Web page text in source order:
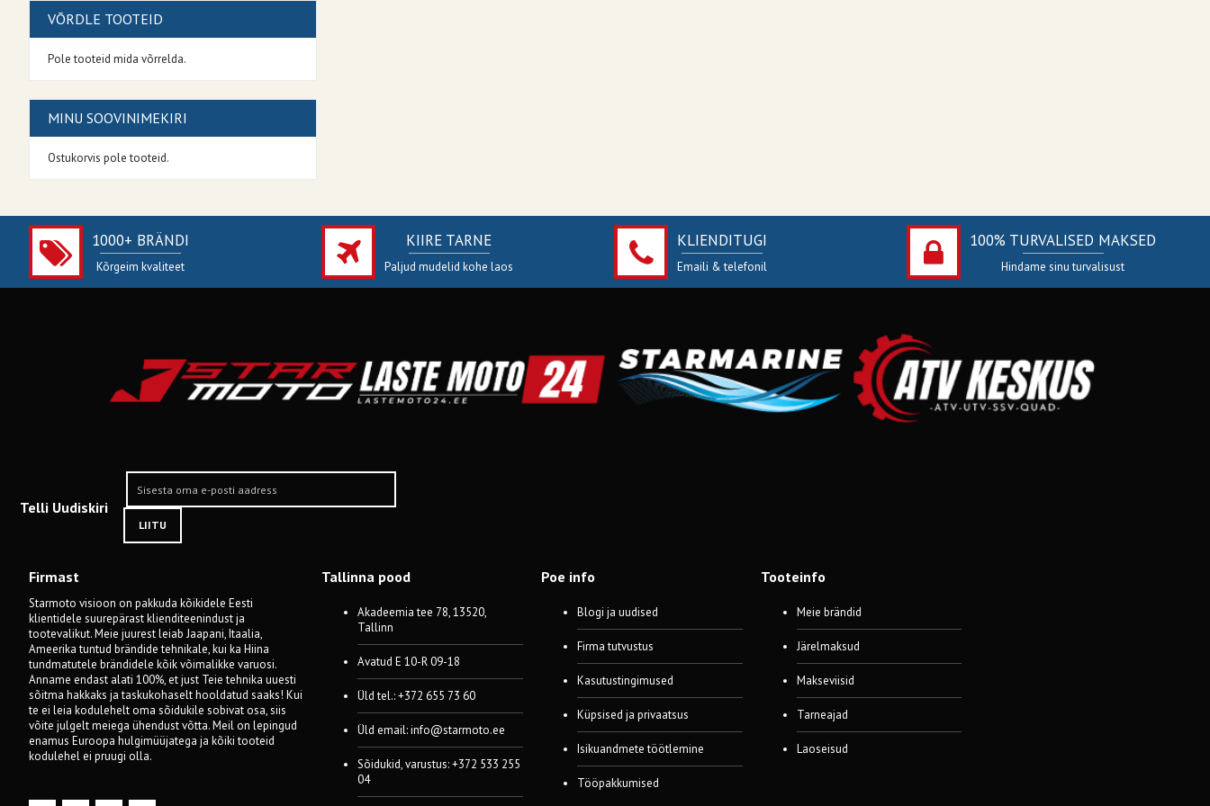
VÕRDLE TOOTEID
Pole tooteid mida võrrelda.
MINU SOOVINIMEKIRI
Ostukorvis pole tooteid.
1000+ BRÄNDI
Kõrgeim kvaliteet
KIIRE TARNE
Paljud mudelid kohe laos
KLIENDITUGI
Emaili & telefonil
100% TURVALISED MAKSED
Hindame sinu turvalisust
Telli Uudiskiri
LIITU
Firmast
Starmoto visioon on pakkuda kõikidele Eesti
klientidele suurepärast klienditeenindust ja
tootevalikut. Meie juurest leiab Jaapani, Itaalia,
Ameerika tuntud brändide tehnikale, kui ka Hiina
tundmatutele brändidele kõik võimalikke varuosi.
Anname endast alati 100%, et just Teie tehnika uuesti
sõitma hakkaks ja taskukohaselt hooldatud saaks! Kui
te ei leia kodulehelt oma sõidukile sobivat osa, siis
võite julgelt meiega ühendust võtta. Meil on lepingud
enamus Euroopa hulgimüüjatega ja kõiki tooteid
kodulehel ei pruugi olla.
Tallinna pood
Akadeemia tee 78, 13520,
Tallinn
Avatud E 10-R 09-18
Üld tel.: +372 655 73 60
Üld email:info@starmoto.ee
Sõidukid, varustus: +372 533 255
04
Poe info
Blogi ja uudised
Firma tutvustus
Kasutustingimused
Küpsised ja privaatsus
Isikuandmete töötlemine
Tööpakkumised
Tooteinfo
Meie brändid
Järelmaksud
Makseviisid
Tarneajad
Laoseisud